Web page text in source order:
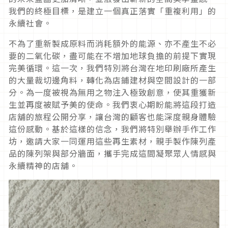
我們的終極目標，是建立一個真正落實「重複利用」的
永續社會。
不為了重新製成原料而消耗額外的能源、亦不產生不必
要的二氧化碳，盡可能在不增加地球負擔的前提下實現
完美循環。這一次，我們特別將台灣在地印刷廠所產生
的大量裁切邊角料，轉化為店鋪建材與空間設計的一部
分。為一度被視為無用之物注入極致創意，使其重獲新
生並再度被賦予美的使命。我們衷心期盼能將這段打造
店舖的旅程公開分享，讓台灣的顧客也能深度親身體驗
這份感動。基於這樣的信念，我們將特別舉辦手作工作
坊，邀請大家一同運用這些再生素材，親手製作陳列產
品的陳列架與部分牆面，攜手完成這間凝聚眾人情感與
永續精神的店舖。